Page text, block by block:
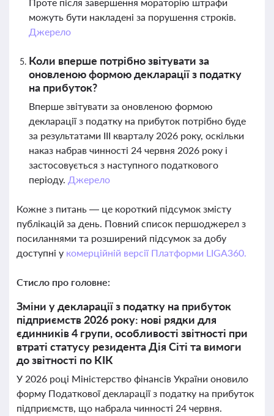
можуть бути накладені за порушення строків.
Джерело
Коли вперше потрібно звітувати за
оновленою формою декларації з податку
на прибуток?
Вперше звітувати за оновленою формою
декларації з податку на прибуток потрібно буде
за результатами ІІІ кварталу 2026 року, оскільки
наказ набрав чинності 24 червня 2026 року і
застосовується з наступного податкового
періоду. Джерело
Кожне з питань — це короткий підсумок змісту
публікацій за день. Повний список першоджерел з
посиланнями та розширений підсумок за добу
доступні у комерційній версії Платформи LIGA360.
Стисло про головне:
Зміни у декларації з податку на прибуток
підприємств 2026 року: нові рядки для
єдинників 4 групи, особливості звітності при
втраті статусу резидента Дія Сіті та вимоги
до звітності по КІК
У 2026 році Міністерство фінансів України оновило
форму Податкової декларації з податку на прибуток
підприємств, що набрала чинності 24 червня.